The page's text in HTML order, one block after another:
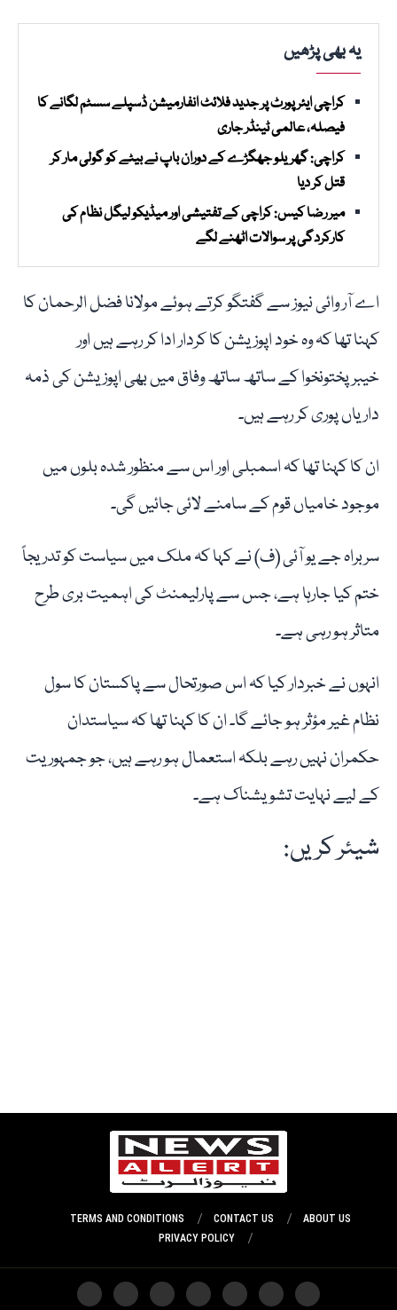
یہ بھی پڑھیں
کراچی ایئرپورٹ پر جدید فلائٹ انفارمیشن ڈسپلے سسٹم لگانے کا
فیصلہ، عالمی ٹینڈر جاری
کراچی: گھریلو جھگڑے کے دوران باپ نے بیٹے کو گولی مار کر
قتل کر دیا
میر رضا کیس: کراچی کے تفتیشی اور میڈیکو لیگل نظام کی
کارکردگی پر سوالات اٹھنے لگے
اے آر وائی نیوز سے گفتگو کرتے ہوئے مولانا فضل الرحمان کا
کہنا تھا کہ وہ خود اپوزیشن کا کردار ادا کر رہے ہیں اور
خیبرپختونخوا کے ساتھ ساتھ وفاق میں بھی اپوزیشن کی ذمہ
داریاں پوری کر رہے ہیں۔
ان کا کہنا تھا کہ اسمبلی اور اس سے منظور شدہ بلوں میں
موجود خامیاں قوم کے سامنے لائی جائیں گی۔
سربراہ جے یو آئی (ف) نے کہا کہ ملک میں سیاست کو تدريجاً
ختم کیا جارہا ہے، جس سے پارلیمنٹ کی اہمیت بری طرح
متاثر ہو رہی ہے۔
انہوں نے خبردار کیا کہ اس صورتحال سے پاکستان کا سول
نظام غیر مؤثر ہو جائے گا۔ ان کا کہنا تھا کہ سیاستدان
حکمران نہیں رہے بلکہ استعمال ہو رہے ہیں، جو جمہوریت
کے لیے نہایت تشویشناک ہے۔
شیئر کریں:
ABOUT US
CONTACT US
TERMS AND CONDITIONS
PRIVACY POLICY